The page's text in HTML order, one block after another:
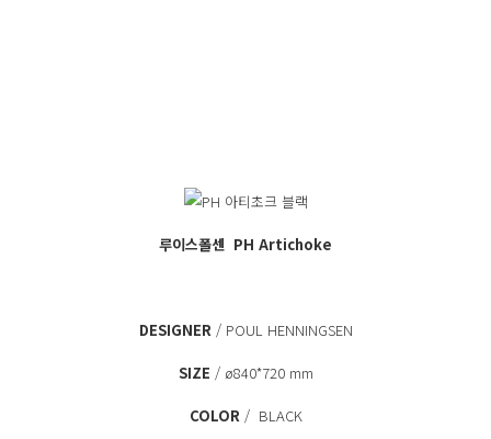
루이스폴센 PH Artichoke
DESIGNER/ POUL HENNINGSEN
SIZE / ø840*720 mm
COLOR/ BLACK